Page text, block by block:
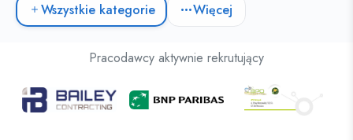
Wszystkie kategorie
Więcej
Oferty pracy dla osób z niepełnosprawnościami
Pracodawcy aktywnie rekrutujący